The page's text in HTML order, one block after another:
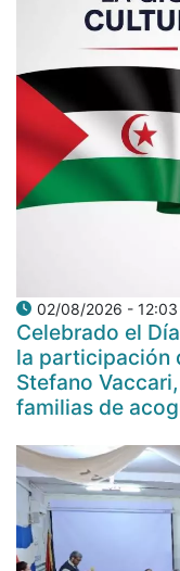
02/08/2026 - 12:03
Celebrado el
la participación
Stefano
familias de